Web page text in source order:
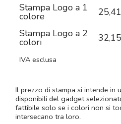
Stampa Logo a 1
colore 25,41
Stampa Logo a 2
colori 32,15
IVA esclusa
Il prezzo di stampa si intende in
disponibili del gadget
fattibile solo se i colori non si
intersecano tra loro.